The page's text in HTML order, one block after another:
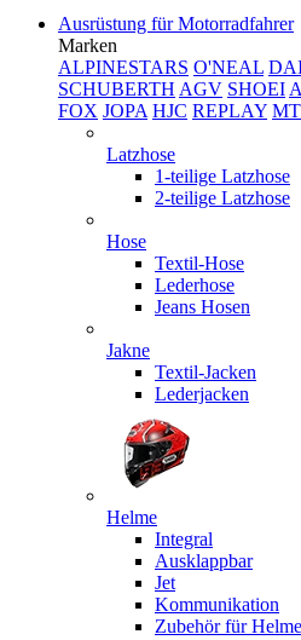
Ausrüstung für Motorradfahrer
Marken
ALPINESTARS O'NEAL
SCHUBERTH AGV SHOEI
FOX JOPA HJC REPLAY
Latzhose
1-teilige Latzhose
2-teilige Latzhose
Hose
Textil-Hose
Lederhose
Jeans Hosen
Jakne
Textil-Jacken
Lederjacken
Helme
Integral
Ausklappbar
Jet
Kommunikation
Zubehör für Helme